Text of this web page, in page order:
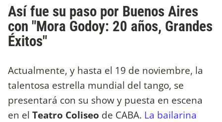
Así fue su paso por Buenos Aires
con "Mora Godoy: 20 años, Grandes
Éxitos"
Actualmente, y hasta el 19 de noviembre, la
talentosa estrella mundial del tango, se
presentará con su show y puesta en escena
en el Teatro Coliseo de CABA. La bailarina